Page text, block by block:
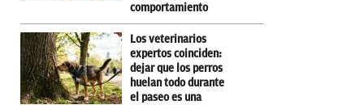
comportamiento
Los veterinarios
expertos coinciden:
dejar que los perros
huelan todo durante
el paseo es una